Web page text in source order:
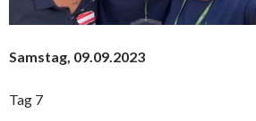
Samstag, 09.09.2023
Tag 7